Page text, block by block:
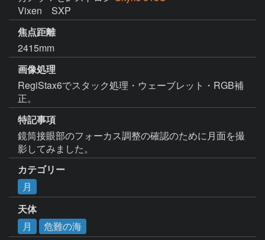
Vixen　SXP
焦点距離
2415mm
画像処理
RegiStax6でスタック処理・ウェーブレット・RGB補
正。
特記事項
鏡筒接眼部のフォーカス調整の確認のために月面を撮
影してみました。
カテゴリー
月
天体
月
危難の海